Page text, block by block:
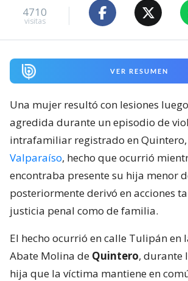
4710
visitas
VER RESUMEN
Una mujer resultó con lesiones
agredida durante un episodio de
intrafamiliar registrado en Quintero,
Valparaíso, hecho que ocurrió
encontraba presente su hija menor
posteriormente derivó en acciones
justicia penal como de familia.
El hecho ocurrió en calle Tulipán en
Abate Molina de Quintero, durante
hija que la víctima mantiene en